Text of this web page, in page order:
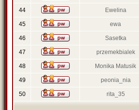
44 Ewelina
45 ewa
46 Sasetka
47 przemekbialek
48 Monika Matusik
49 peonia_nia
50 rita_35